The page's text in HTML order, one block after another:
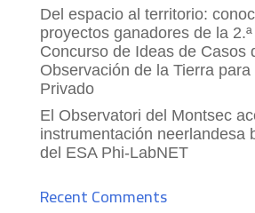
Del espacio al territorio:
proyectos ganadores de la
Concurso de Ideas de Casos
Observación de la Tierra
Privado
El Observatori del Montsec
instrumentación neerlandesa
del ESA Phi-LabNET
Recent Comments